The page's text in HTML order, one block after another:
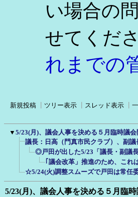
い場合の
せてくださ
れまでの
新規投稿 ツリー表示 スレッド表示
▼ 5/23(月)、議会人事を決める５月臨時議
議長：日高（門真市民クラブ）、副
◎戸田が出した5/23「議長・副議
｢議会改革」推進のため、これ
☆5/24(火)調整スムーズで戸田は常任
5/23(月)、議会人事を決める５月臨